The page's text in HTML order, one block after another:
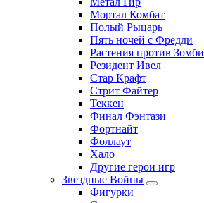
Мортал Комбат
Полый Рыцарь
Пять ночей с Фредди
Растения против Зомби
Резидент Ивел
Стар Крафт
Стрит Файтер
Теккен
Финал Фэнтази
Фортнайт
Фоллаут
Хало
Другие герои игр
Звездные Войны
Фигурки